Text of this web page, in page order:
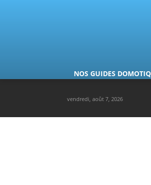
NOS GUIDES
vendredi, août 7, 2026